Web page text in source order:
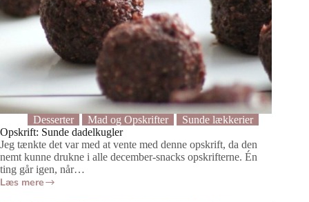
Desserter Mad og Opskrifter
Sunde lækkerier
Opskrift: Sunde dadelkugler
Jeg tænkte det var med at vente med denne opskrift, da den
nemt kunne drukne i alle december-snacks opskrifterne. Én
ting går igen, når…
Læs mere
Opskrift: